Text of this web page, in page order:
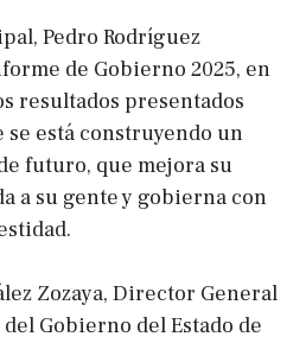
Pedro Rodríguez
de Gobierno 2025, en
resultados presentados
se está construyendo un
futuro, que mejora su
a su gente y gobierna con
Zozaya, Director General
Gobierno del Estado de